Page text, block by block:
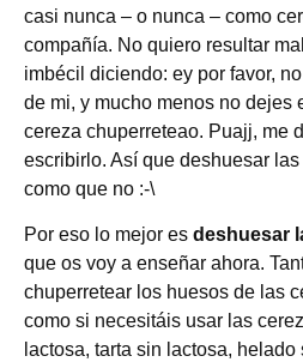
casi nunca – o nunca – como
compañía. No quiero resultar
imbécil diciendo: ey por favor,
de mi, y mucho menos no dejes
cereza chuperreteao. Puajj, me
escribirlo. Así que deshuesar
como que no :-\
Por eso lo mejor es deshuesar
que os voy a enseñar ahora.
chuperretear los huesos de las
como si necesitáis usar las
lactosa, tarta sin lactosa,